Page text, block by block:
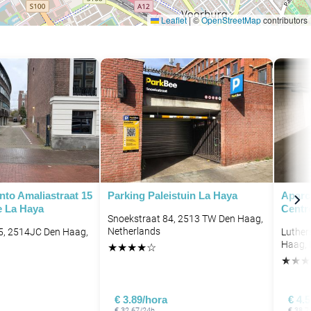
P
Leaflet|©OpenStreetMapcontributors
Amaliastraat 15
La Haya
2514JC Den Haag,
Parking Paleistuin La Haya
Snoekstraat 84, 2513 TW Den Haag,
Netherlands
★★★★☆
€ 3.89/hora
Haag,
★★ ★
€